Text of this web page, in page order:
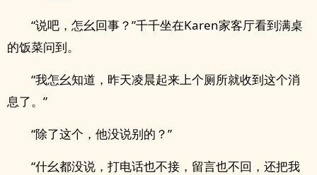
“说吧，怎幺回事？”千千坐在Karen家客厅看到满桌
的饭菜问到。
“我怎幺知道，昨天凌晨起来上个厕所就收到这个消
息了。”
“除了这个，他没说别的？”
“什幺都没说，打电话也不接，留言也不回，还把我